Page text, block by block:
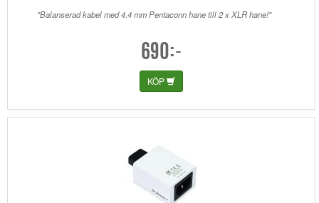
"Balanserad kabel med 4.4 mm Pentaconn hane till 2 x XLR hane!"
690:-
KÖP